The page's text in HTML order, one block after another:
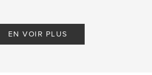
EN VOIR PLUS